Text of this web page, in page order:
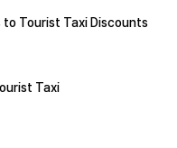
to Tourist Taxi Discounts
Taxi